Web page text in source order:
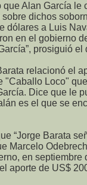
que Alan García le
dichos
dólares a Luis
en el gobierno
prosiguió el
relacionó el
"Caballo Loco"
Dice que le
es el que se
“Jorge Barata
Marcelo
en septiembre
aporte de US$